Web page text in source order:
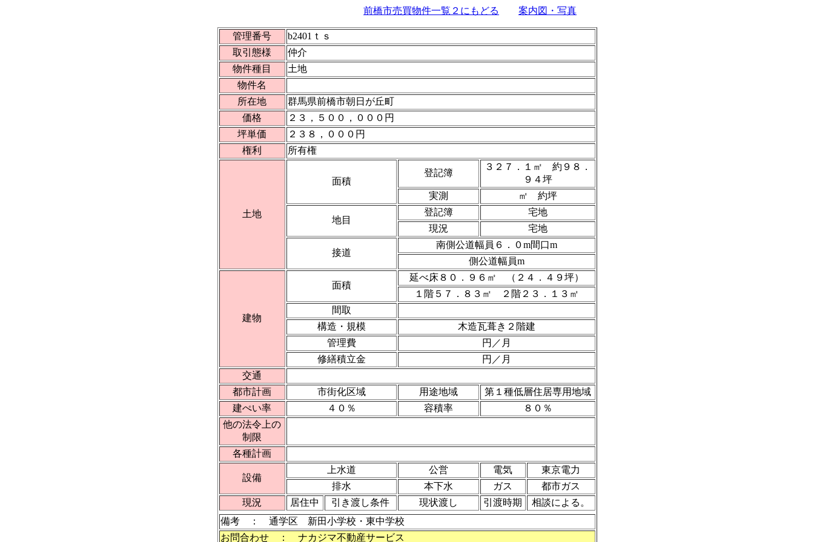
前橋市売買物件一覧２にもどる 案内図・写真
管理番号
b2401ｔｓ
取引態様
仲介
物件種目
土地
物件名
所在地
群馬県前橋市朝日が丘町
価格
２３，５００，０００円
坪単価
２３８，０００円
権利
所有権
土地
面積
登記簿
３２７．１㎡ 約９８．
９４坪
実測
㎡ 約坪
地目
登記簿
宅地
現況
宅地
接道
南側公道幅員６．０m間口m
側公道幅員m
建物
面積
延べ床８０．９６㎡ （２４．４９坪）
１階５７．８３㎡ ２階２３．１３㎡
間取
構造・規模
木造瓦葺き２階建
管理費
円／月
修繕積立金
円／月
交通
都市計画
市街化区域 用途地域
第１種低層住居専用地域
建ぺい率
４０％ 容積率
８０％
他の法令上の
制限
各種計画
設備
上水道 公営 電気
東京電力
排水
本下水 ガス
都市ガス
現況
居住中 引き渡し条件 現状渡し 引渡時期
相談による。
備考 ： 通学区 新田小学校・東中学校
お問合わせ ： ナカジマ不動産サービス